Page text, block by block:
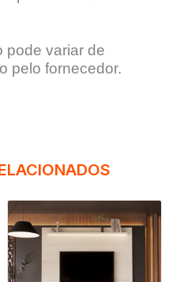
pode variar de
pelo fornecedor.